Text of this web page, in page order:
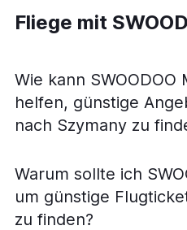
Fliege mit
Wie kann SWOODOO
helfen, günstige
nach Szymany zu
Warum sollte ich
um günstige
zu finden?